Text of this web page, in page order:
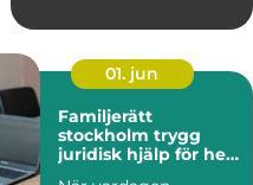
01. jun
Familjerätt
stockholm trygg
juridisk hjälp för hela